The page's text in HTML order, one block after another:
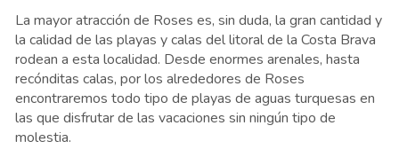
La mayor atracción de Roses es, sin duda, la gran cantidad y
la calidad de las playas y calas del litoral de la Costa Brava
rodean a esta localidad. Desde enormes arenales, hasta
recónditas calas, por los alrededores de Roses
encontraremos todo tipo de playas de aguas turquesas en
las que disfrutar de las vacaciones sin ningún tipo de
molestia.